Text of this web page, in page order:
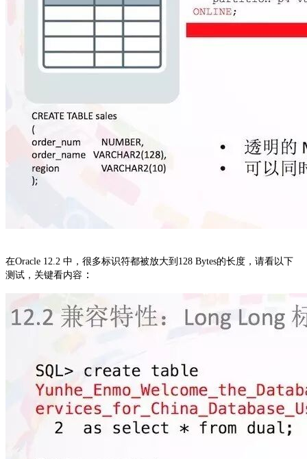
在Oracle 12.2 中，很多标识符都被放大到128 Bytes的长度，请看以下
测试，关键看内容 ：